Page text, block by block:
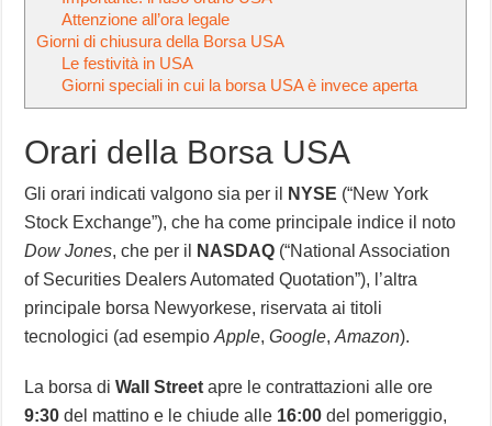
Attenzione all’ora legale
Giorni di chiusura della Borsa USA
Le festività in USA
Giorni speciali in cui la borsa USA è invece aperta
Orari della Borsa USA
Gli orari indicati valgono sia per il NYSE (“New York
Stock Exchange”), che ha come principale indice il noto
Dow Jones, che per il NASDAQ (“National Association
of Securities Dealers Automated Quotation”), l’altra
principale borsa Newyorkese, riservata ai titoli
tecnologici (ad esempioApple,Google,Amazon).
La borsa diWall Street apre le contrattazioni alle ore
9:30 del mattino e le chiude alle 16:00 del pomeriggio,